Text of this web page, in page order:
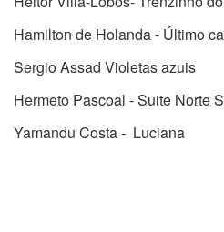
Hamilton de Holanda - Último
Sergio Assad Violetas azuis
Hermeto Pascoal - Suite Norte
Yamandu Costa - Luciana